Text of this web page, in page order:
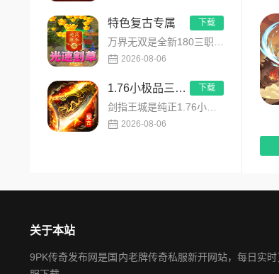
特色复古专属
万界无双是全新180三职业神技觉醒复古专属传奇手游，复古玩法创新升级，无套路无暗坑！全地图掉落百件专属装备，...
2026-08-06
下载
1.76小极品三职业
剑指王城是纯正1.76小极品三职业复古传奇手游，永久内置3折福利，完美复刻原版玛法画面与经典玩法！每日免费送...
2026-08-06
下载
关于本站
9PK传奇发布网是国内老牌传奇私服新开网站，每日实